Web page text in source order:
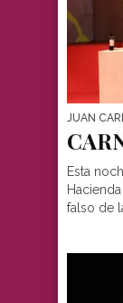
JUAN
Esta
falso de